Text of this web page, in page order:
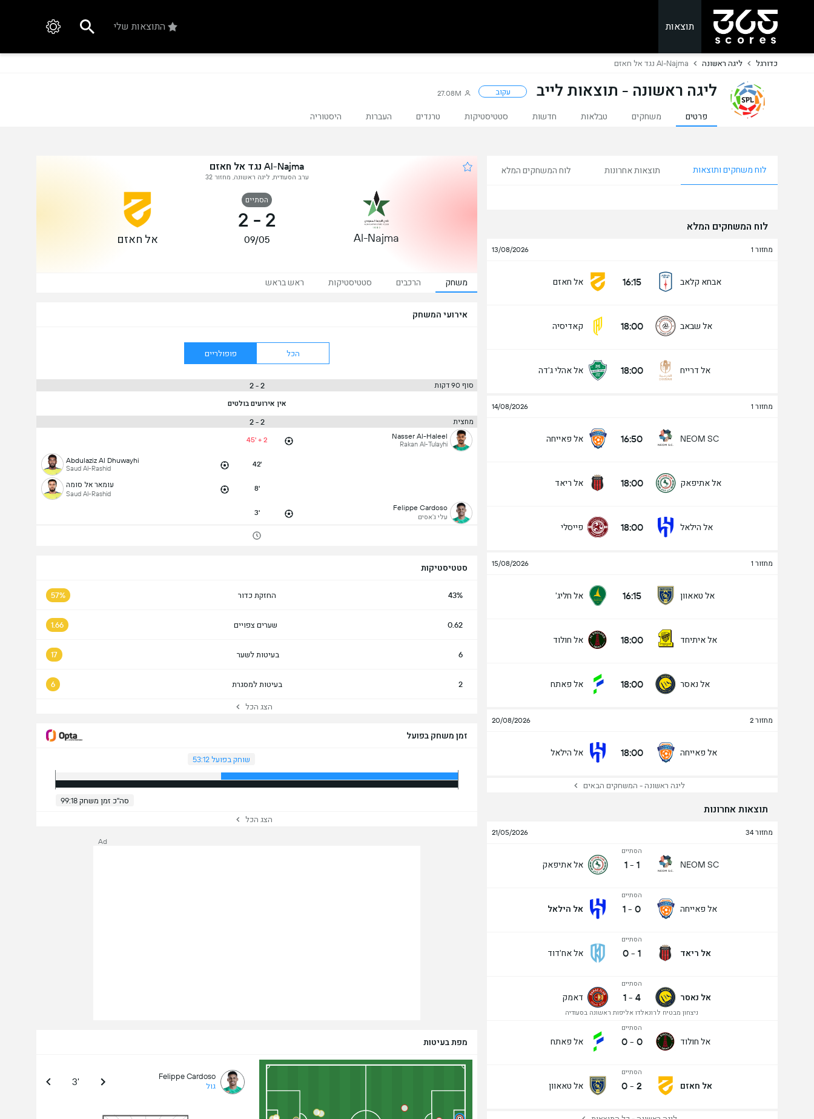
תוצאות התוצאות שלי
כדורגל ליגה ראשונה Al-Najma נגד אל חאזם
ליגה ראשונה - תוצאות לייב עקוב 27.08M
פרטים משחקים טבלאות חדשות סטטיסטיקות טרנדים העברות היסטוריה
לוח משחקים ותוצאות תוצאות אחרונות לוח המשחקים המלא
לוח המשחקים המלא
מחזור 1 13/08/2026
אבחא קלאב 16:15 אל חאזם
אל שבאב 18:00 קאדיסיה
אל דרייח 18:00 אל אהלי ג'דה
מחזור 1 14/08/2026
NEOM SC
16:50 אל פאייחה
אל אתיפאק 18:00 אל ריאד
אל הילאל 18:00 פייסלי
מחזור 1 15/08/2026
אל טאאוון 16:15 אל חליג'
אל איתיחד 18:00 אל חולוד
אל נאסר 18:00 אל פאתח
מחזור 2 20/08/2026
אל פאייחה 18:00 אל הילאל
ליגה ראשונה - המשחקים הבאים
תוצאות אחרונות
מחזור 34 21/05/2026
NEOM SC
הסתיים
1
-
1 אל אתיפאק
אל פאייחה
הסתיים
0
-
1 אל הילאל
אל ריאד
הסתיים
1
-
0 אל אח'דוד
אל נאסר
הסתיים
4
-
1
ניצחון מבטיח לרונאלדו אליפות ראשונה בסעודיה
דאמק
אל חולוד
הסתיים
0
-
0 אל פאתח
אל חאזם
הסתיים
2
-
0 אל טאאוון
Al-Najma נגד אל חאזם
ערב הסעודית, ליגה ראשונה, מחזור 32
Al-Najma
הסתיים
2
-
2
09/05 אל חאזם
משחק הרכבים סטטיסטיקות ראש בראש
אירועי המשחק
הכל פופולריים
סוף 90 דקות 2 - 2
אין אירועים בולטים
מחצית 2 - 2
Nasser Al-Haleel
Rakan Al-Tulayhi
45' + 2
42'
Abdulaziz Al Dhuwayhi
Saud Al-Rashid
8' עומאר אל סומה
Saud Al-Rashid
Felippe Cardoso
עלי ג'אסים 3'
סטטיסטיקות
43% החזקת כדור 57%
0.62 שערים צפויים 1.66
6 בעיטות לשער 17
2 בעיטות למסגרת 6
הצג הכל
זמן משחק בפועל
שוחק בפועל 53:12
סה"כ זמן משחק 99:18
הצג הכל
מפת בעיטות
Felippe Cardoso
גול 3'
Ad